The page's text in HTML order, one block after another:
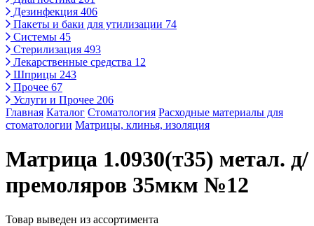
Дезинфекция 406
Пакеты и баки для утилизации 74
Системы 45
Стерилизация 493
Лекарственные средства 12
Шприцы 243
Прочее 67
Услуги и Прочее 206
Главная Каталог Стоматология Расходные материалы для
стоматологии Матрицы, клинья, изоляция
Матрица 1.0930(т35) метал. д/
премоляров 35мкм №12
Товар выведен из ассортимента